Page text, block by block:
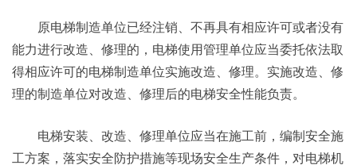
原电梯制造单位已经注销、不再具有相应许可或者没有
能力进行改造、修理的，电梯使用管理单位应当委托依法取
得相应许可的电梯制造单位实施改造、修理。实施改造、修
理的制造单位对改造、修理后的电梯安全性能负责。
电梯安装、改造、修理单位应当在施工前，编制安全施
工方案，落实安全防护措施等现场安全生产条件，对电梯机